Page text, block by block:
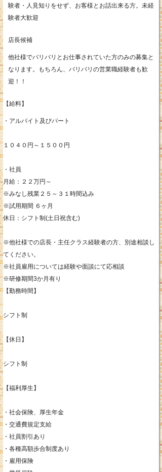
験者・人見知りをせず、お客様とお話出来る方。未経
験者大歓迎
店長候補
他社様でバリバリとお仕事されていた方のみの募集と
なります。もちろん、バリバリの営業職経験者も歓
迎！！
【給料】
・アルバイト及びパート
１０４０円～１５００円
・社員
月給：２２万円～
※みなし残業２５～３１時間込み
※試用期間 ６ヶ月
休日：シフト制(土日祝含む)
※他社様での店長・主任クラス経験者の方、別途相談し
てください。
※社員雇用については経験や面談にて応相談
※研修期間3か月有り
【勤務時間】
シフト制
【休日】
シフト制
【福利厚生】
・社会保険、厚生年金
・交通費規定支給
・社員割引あり
・各種高額歩合制度あり
・雇用保険